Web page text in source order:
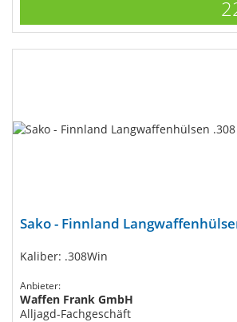
Sako - Finnland
Kaliber: .308Win
Anbieter:
Waffen Frank GmbH
Alljagd-Fachgeschäft